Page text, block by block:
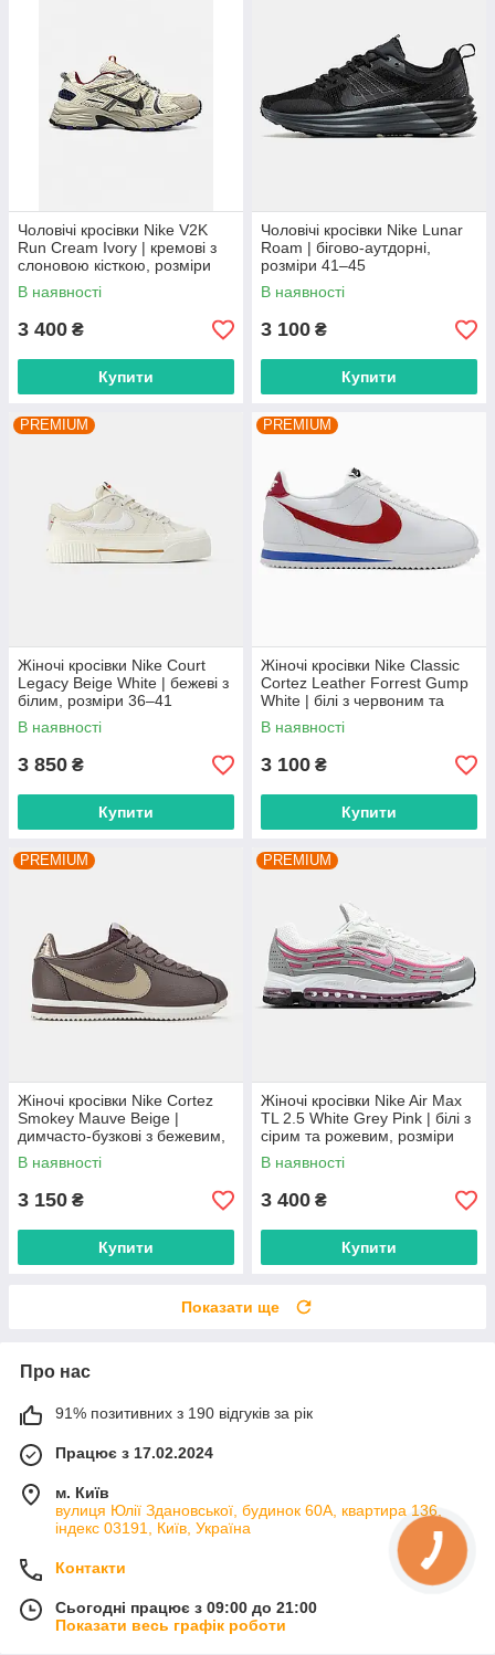
Чоловічі кросівки Nike V2K
Run Cream Ivory | кремові з
слоновою кісткою, розміри
41–45
В наявності
3 400 ₴
Купити
Чоловічі кросівки Nike Lunar
Roam | бігово-аутдорні,
розміри 41–45
В наявності
3 100 ₴
Купити
PREMIUM
Жіночі кросівки Nike Court
Legacy Beige White | бежеві з
білим, розміри 36–41
В наявності
3 850 ₴
Купити
PREMIUM
Жіночі кросівки Nike Classic
Cortez Leather Forrest Gump
White | білі з червоним та
синім, розміри 36–41
В наявності
3 100 ₴
Купити
PREMIUM
Жіночі кросівки Nike Cortez
Smokey Mauve Beige |
димчасто-бузкові з бежевим,
розміри 36–41
В наявності
3 150 ₴
Купити
PREMIUM
Жіночі кросівки Nike Air Max
TL 2.5 White Grey Pink | білі з
сірим та рожевим, розміри
36–41
В наявності
3 400 ₴
Купити
Показати ще
Про нас
91% позитивних з 190 відгуків за рік
Працює з 17.02.2024
м. Київ
вулиця Юлії Здановської, будинок 60А, квартира 136,
індекс 03191, Київ, Україна
Контакти
Сьогодні працює з 09:00 до 21:00
Показати весь графік роботи